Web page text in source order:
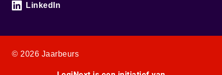
LinkedIn
© 2026 Jaarbeurs